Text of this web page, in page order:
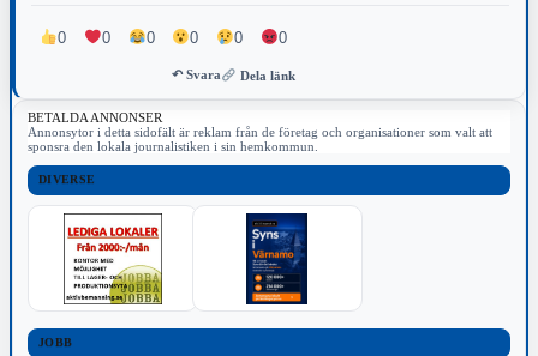
0 0 0 0 0 0
↶ Svara Dela länk
BETALDA ANNONSER
Annonsytor i detta sidofält är reklam från de företag och organisationer som valt att
sponsra den lokala journalistiken i sin hemkommun.
DIVERSE
JOBB